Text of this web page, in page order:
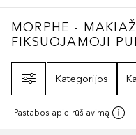
MORPHE -
MORPHE -
FIKSUOJAMOJI
Kategorijos
Pastabos apie rūšiavimą